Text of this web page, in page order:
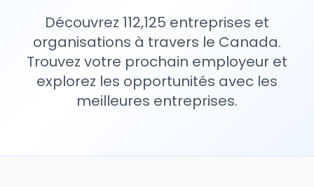
Découvrez 112,125 entreprises et
organisations à travers le Canada.
Trouvez votre prochain employeur et
explorez les opportunités avec les
meilleures entreprises.